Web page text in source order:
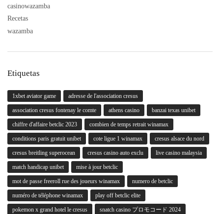
casinowazamba
Recetas
wazamba
Etiquetas
1xbet aviator game adresse de l'association cresus
association cresus fontenay le comte athens casino banzai texas unibet
chiffre d'affaire betclic 2023 combien de temps retrait winamax
conditions paris gratuit unibet cote ligue 1 winamax cresus alsace du nord
cresus breitling superocean cresus casino auto exclu live casino malaysia
match handicap unibet mise à jour betclic
mot de passe freeroll rue des joueurs winamax numero de betclic
numéro de téléphone winamax play off betclic elite
pokemon x grand hotel le cresus snatch casino プロモコード 2024